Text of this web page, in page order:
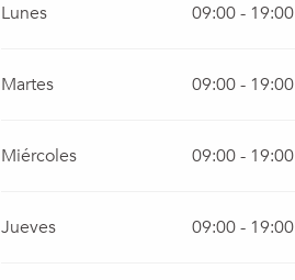
Lunes 09:00 - 19:00
Martes 09:00 - 19:00
Miércoles 09:00 - 19:00
Jueves 09:00 - 19:00